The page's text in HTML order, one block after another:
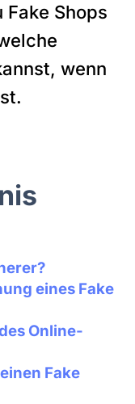
Shops
wenn
eines Fake
Online-
Fake